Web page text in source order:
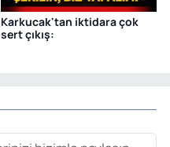
Karkucak'tan iktidara çok
sert çıkış: